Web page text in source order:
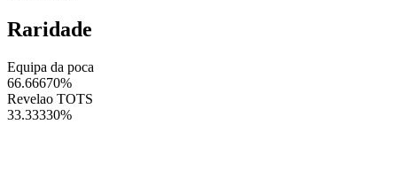
Raridade
Equipa da poca
66.66670%
Revelao TOTS
33.33330%